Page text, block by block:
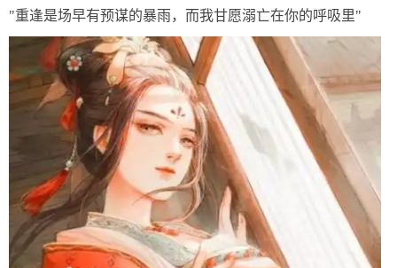
"重逢是场早有预谋的暴雨，而我甘愿溺亡在你的呼吸里"